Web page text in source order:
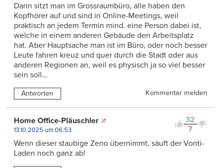
Dann sitzt man im Grossraumbüro, alle haben den
Kopfhörer auf und sind in Online-Meetings, weil
praktisch an jedem Termin mind. eine Person dabei ist,
welche in einem anderen Gebäude den Arbeitsplatz
hat. Aber Hauptsache man ist im Büro, oder noch besser
Leute fahren kreuz und quer durch die Stadt oder aus
anderen Regionen an, weil es physisch ja so viel besser
sein soll…
Antworten Kommentar melden
32
7
Home Office-Pläuschler
13.10.2025 um 06:53
Wenn dieser staubige Zeno übernimmt, säuft der Vonti-
Laden noch ganz ab!